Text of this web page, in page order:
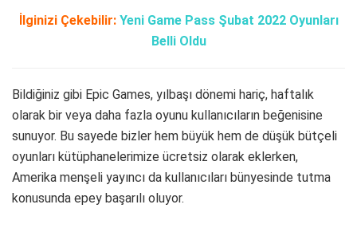
İlginizi Çekebilir: Yeni Game Pass Şubat 2022 Oyunları
Belli Oldu
Bildiğiniz gibi Epic Games, yılbaşı dönemi hariç, haftalık
olarak bir veya daha fazla oyunu kullanıcıların beğenisine
sunuyor. Bu sayede bizler hem büyük hem de düşük bütçeli
oyunları kütüphanelerimize ücretsiz olarak eklerken,
Amerika menşeli yayıncı da kullanıcıları bünyesinde tutma
konusunda epey başarılı oluyor.